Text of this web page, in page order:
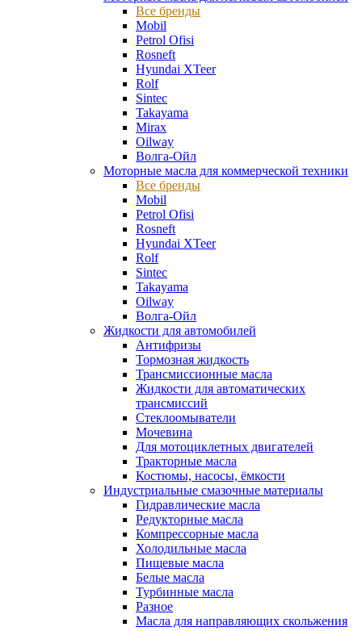
Все бренды
Mobil
Petrol Ofisi
Rosneft
Hyundai XTeer
Rolf
Sintec
Takayama
Mirax
Oilway
Волга-Ойл
Моторные масла для коммерческой техники
Все бренды
Mobil
Petrol Ofisi
Rosneft
Hyundai XTeer
Rolf
Sintec
Takayama
Oilway
Волга-Ойл
Жидкости для автомобилей
Антифризы
Тормозная жидкость
Трансмиссионные масла
Жидкости для автоматических
трансмиссий
Стеклоомыватели
Мочевина
Для мотоциклетных двигателей
Тракторные масла
Костюмы, насосы, ёмкости
Индустриальные смазочные материалы
Гидравлические масла
Редукторные масла
Компрессорные масла
Холодильные масла
Пищевые масла
Белые масла
Турбинные масла
Разное
Масла для направляющих скольжения